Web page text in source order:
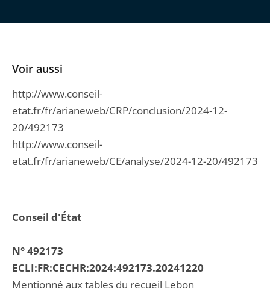
Conseil d'État
N° 492173
ECLI:FR:CECHR:2024:492173.20241220
Mentionné aux tables du recueil Lebon
Voir aussi
http://www.conseil-
etat.fr/fr/arianeweb/CRP/conclusion/2024-12-
20/492173
http://www.conseil-
etat.fr/fr/arianeweb/CE/analyse/2024-12-20/492173